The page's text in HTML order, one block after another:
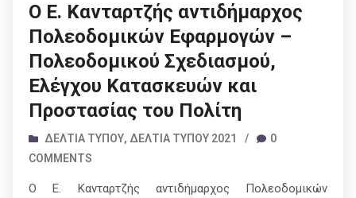
Ο Ε. Κανταρτζής αντιδήμαρχος
Πολεοδομικών Εφαρμογών –
Πολεοδομικού Σχεδιασμού,
Ελέγχου Κατασκευών και
Προστασίας του Πολίτη
ΔΕΛΤΊΑ ΤΎΠΟΥ, ΔΕΛΤΊΑ ΤΎΠΟΥ 2021 /
0
COMMENTS
Ο Ε. Κανταρτζής αντιδήμαρχος Πολεοδομικών